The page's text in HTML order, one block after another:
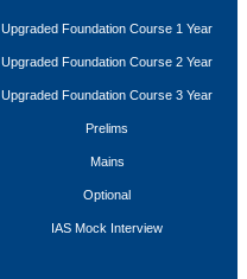
Upgraded Foundation Course 1 Year
Upgraded Foundation Course 2 Year
Upgraded Foundation Course 3 Year
Prelims
Mains
Optional
IAS Mock Interview